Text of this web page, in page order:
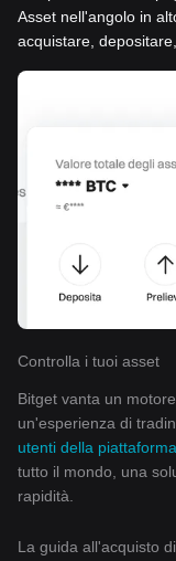
Asset nell'angolo in
acquistare,
Controlla i tuoi asset
Bitget vanta un
un'esperienza di
utenti della piattaforma
tutto il mondo, una
rapidità.
La guida all'acquisto